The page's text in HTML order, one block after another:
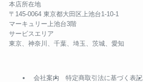
本店所在地
〒145-0064 東京都大田区上池台1-10-1
マーキュリー上池台3階
サービスエリア
東京、神奈川、千葉、埼玉、茨城、愛知
会社案内
特定商取引法に基づく表記